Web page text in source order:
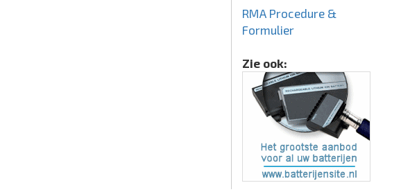
RMA Procedure &
Formulier
Zie ook: